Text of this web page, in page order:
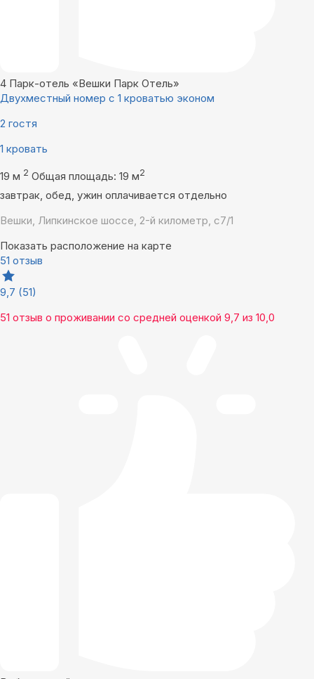
4 Парк-отель «Вешки Парк Отель»
Двухместный номер с 1 кроватью эконом
2 гостя
1 кровать
19 м 2 Общая площадь: 19 м2
завтрак, обед, ужин оплачивается отдельно
Вешки, Липкинское шоссе, 2-й километр, с7/1
Показать расположение на карте
51 отзыв
9,7 (51)
51 отзыв о проживании со средней оценкой 9,7 из 10,0